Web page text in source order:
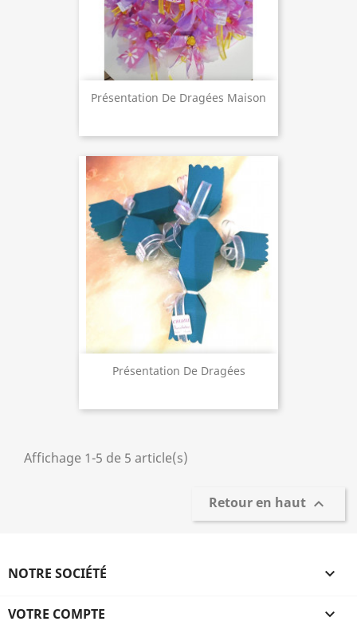
Présentation De Dragées Maison
Présentation De Dragées
Affichage 1-5 de 5 article(s)
Retour en haut 
NOTRE SOCIÉTÉ 
VOTRE COMPTE 